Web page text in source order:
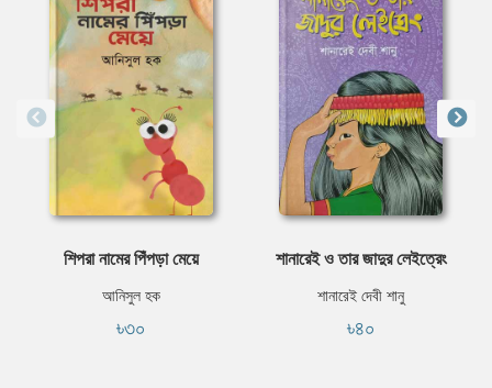
শিপরা নামের পিঁপড়া মেয়ে
আনিসুল হক
৳৩০
শানারেই ও তার জাদুর লেইত্রেং
শানারেই দেবী শানু
৳৪০